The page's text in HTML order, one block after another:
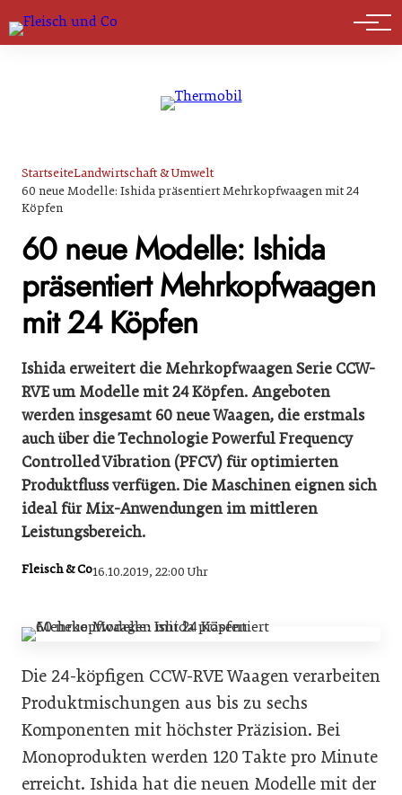
Marktführer
StartseiteLandwirtschaft & Umwelt
60 neue Modelle: Ishida präsentiert Mehrkopfwaagen mit 24
Köpfen
60 neue Modelle: Ishida
präsentiert Mehrkopfwaagen
mit 24 Köpfen
Ishida erweitert die Mehrkopfwaagen Serie CCW-
RVE um Modelle mit 24 Köpfen. Angeboten
werden insgesamt 60 neue Waagen, die erstmals
auch über die Technologie Powerful Frequency
Controlled Vibration (PFCV) für optimierten
Produktfluss verfügen. Die Maschinen eignen sich
ideal für Mix-Anwendungen im mittleren
Leistungsbereich.
Fleisch & Co16.10.2019, 22:00 Uhr
Die 24-köpfigen CCW-RVE Waagen verarbeiten
Produktmischungen aus bis zu sechs
Komponenten mit höchster Präzision. Bei
Monoprodukten werden 120 Takte pro Minute
erreicht. Ishida hat die neuen Modelle mit der